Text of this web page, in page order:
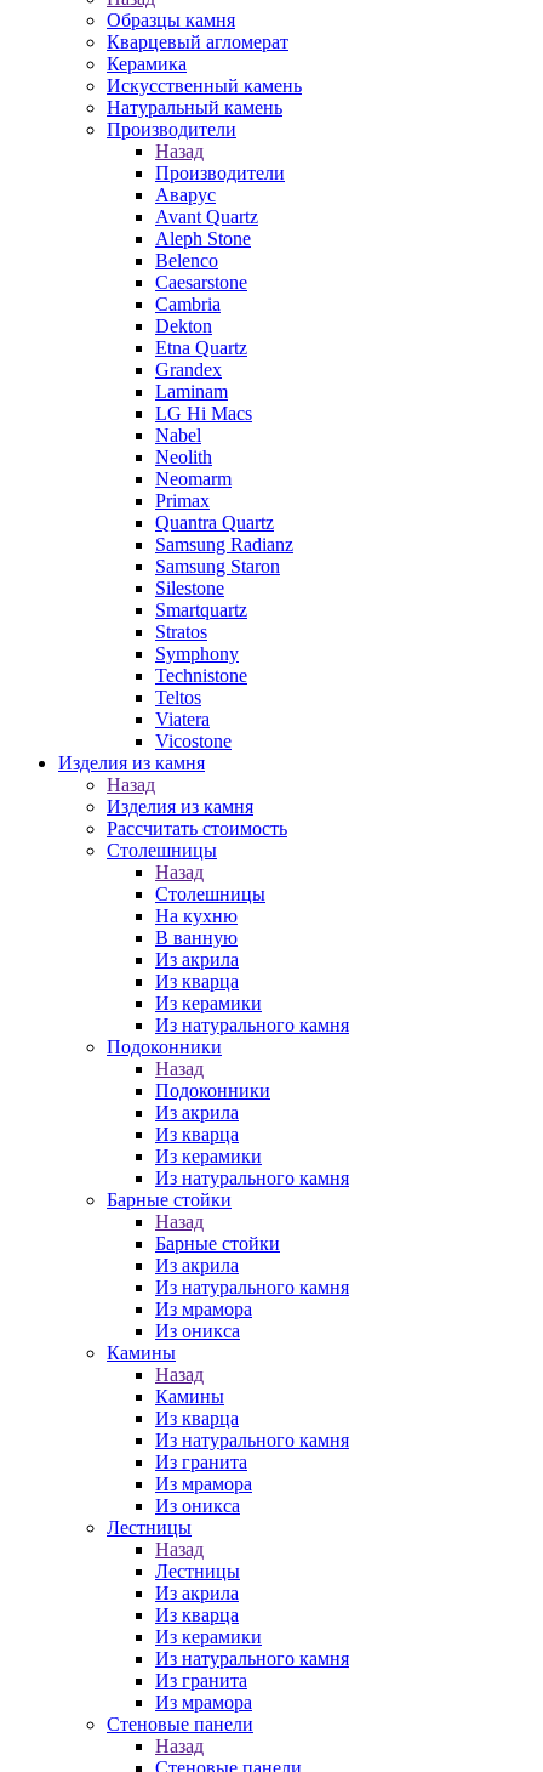
Образцы камня
Кварцевый агломерат
Керамика
Искусственный камень
Натуральный камень
Производители
Назад
Производители
Аварус
Avant Quartz
Aleph Stone
Belenco
Caesarstone
Cambria
Dekton
Etna Quartz
Grandex
Laminam
LG Hi Macs
Nabel
Neolith
Neomarm
Primax
Quantra Quartz
Samsung Radianz
Samsung Staron
Silestone
Smartquartz
Stratos
Symphony
Technistone
Teltos
Viatera
Vicostone
Изделия из камня
Назад
Изделия из камня
Рассчитать стоимость
Столешницы
Назад
Столешницы
На кухню
В ванную
Из акрила
Из кварца
Из керамики
Из натурального камня
Подоконники
Назад
Подоконники
Из акрила
Из кварца
Из керамики
Из натурального камня
Барные стойки
Назад
Барные стойки
Из акрила
Из натурального камня
Из мрамора
Из оникса
Камины
Назад
Камины
Из кварца
Из натурального камня
Из гранита
Из мрамора
Из оникса
Лестницы
Назад
Лестницы
Из акрила
Из кварца
Из керамики
Из натурального камня
Из гранита
Из мрамора
Стеновые панели
Назад
Стеновые панели